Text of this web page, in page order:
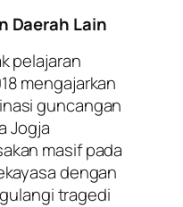
Daerah Lain
pelajaran
mengajarkan
guncangan
Jogja
masif pada
dengan
tragedi